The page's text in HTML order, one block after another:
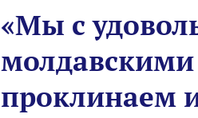
«Мы с
проклинаем